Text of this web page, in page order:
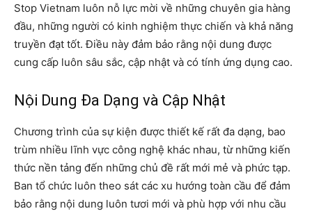
Stop Vietnam luôn nỗ lực mời về những chuyên gia hàng
đầu, những người có kinh nghiệm thực chiến và khả năng
truyền đạt tốt. Điều này đảm bảo rằng nội dung được
cung cấp luôn sâu sắc, cập nhật và có tính ứng dụng cao.
Nội Dung Đa Dạng và Cập Nhật
Chương trình của sự kiện được thiết kế rất đa dạng, bao
trùm nhiều lĩnh vực công nghệ khác nhau, từ những kiến
thức nền tảng đến những chủ đề rất mới mẻ và phức tạp.
Ban tổ chức luôn theo sát các xu hướng toàn cầu để đảm
bảo rằng nội dung luôn tươi mới và phù hợp với nhu cầu